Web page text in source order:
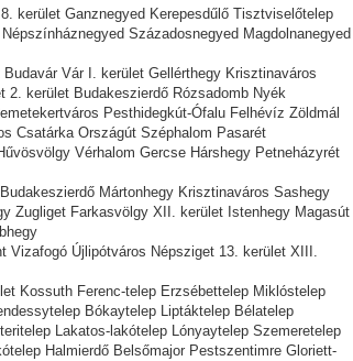
kerület Ganznegyed Kerepesdűlő Tisztviselőtelep
Századosnegyed Magdolnanegyed
Vár I. kerület Gellérthegy Krisztinaváros
2. kerület Budakeszierdő Rózsadomb Nyék
Pesthidegkút-Ófalu Felhévíz Zöldmál
Csatárka Országút Széphalom Pasarét
Vérhalom Gercse Hárshegy Petneházyrét
Mártonhegy Krisztinaváros Sashegy
Zugliget Farkasvölgy XII. kerület Istenhegy Magasút
Vizafogó Újlipótváros Népsziget 13. kerület XIII.
Kossuth Ferenc-telep Erzsébettelep Miklóstelep
Bókaytelep Liptáktelep Bélatelep
Lakatos-lakótelep Lónyaytelep Szemeretelep
Halmierdő Belsőmajor Pestszentimre Gloriett-